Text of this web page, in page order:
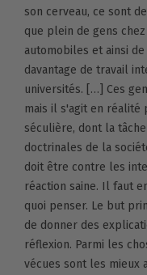
son cerveau, ce sont
que plein de gens
automobiles et ainsi
davantage de travail
universités. […] Ces
mais il s'agit en
séculière, dont la
doctrinales de la
doit être contre les
réaction saine. Il faut
quoi penser. Le but
de donner des
réflexion. Parmi les
vécues sont les mieux